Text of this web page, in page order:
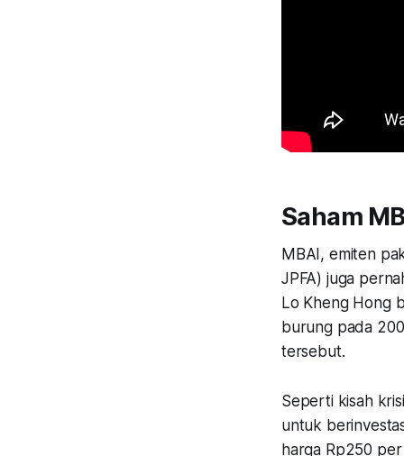
Saham
MBAI, emiten
JPFA) juga
Lo Kheng Hong
burung pada
tersebut.
Seperti kisah
untuk
harga Rp250